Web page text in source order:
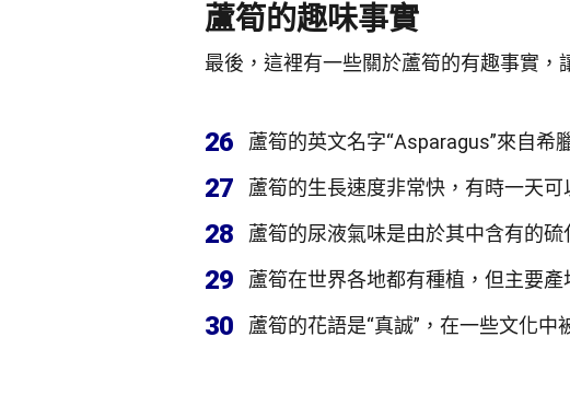
蘆筍的趣味事實
最後，這裡有一些關於蘆筍的有趣事實，
26 蘆筍的英文名字“Asparagus”來自希
27 蘆筍的生長速度非常快，有時一天可
28 蘆筍的尿液氣味是由於其中含有的
29 蘆筍在世界各地都有種植，但主要
30 蘆筍的花語是“真誠”，在一些文化中